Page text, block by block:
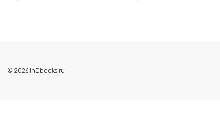
© 2026 inDbooks.ru